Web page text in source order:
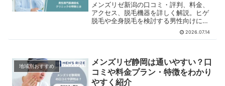
メンズリゼ新潟の口コミ・評判、料金、
アクセス、脱毛機器を詳しく解説。ヒゲ
脱毛や全身脱毛を検討する男性向けに、
特徴や注意点をわかりやすく紹介しま
2026.07.14
地域別おすすめ
メンズリゼ静岡は通いやすい？口
コミや料金プラン・特徴をわかり
やすく紹介